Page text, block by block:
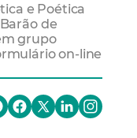
e Poética
de
grupo
on-line